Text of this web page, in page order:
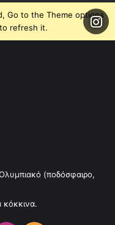
Go to the Theme options
refresh it.
(ποδόσφαιρο,
κόκκινα.